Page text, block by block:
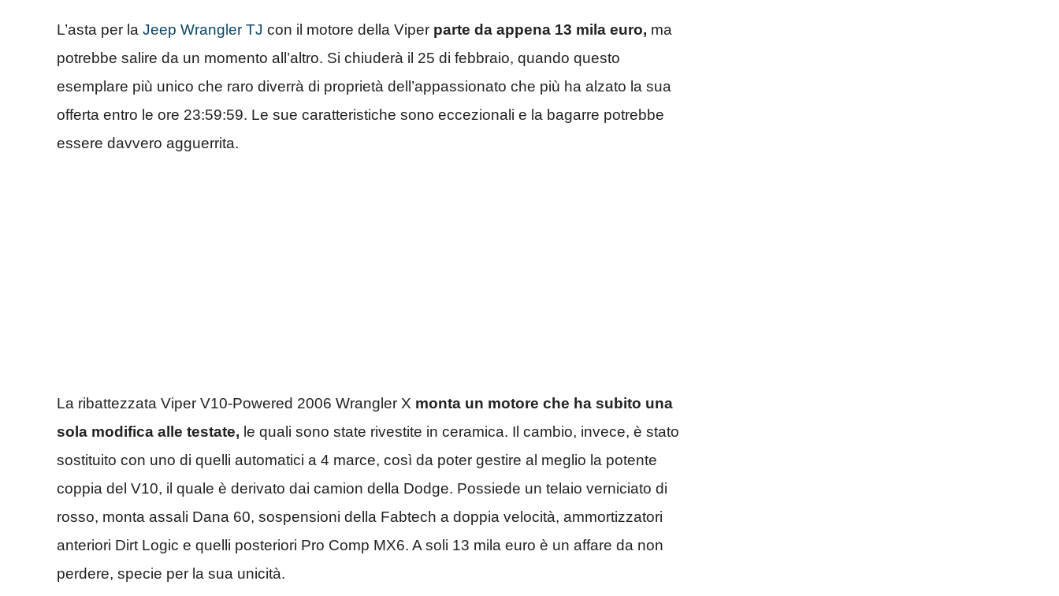
L’asta per la Jeep Wrangler TJ con il motore della Viper parte da appena 13 mila euro, ma
potrebbe salire da un momento all’altro. Si chiuderà il 25 di febbraio, quando questo
esemplare più unico che raro diverrà di proprietà dell’appassionato che più ha alzato la sua
offerta entro le ore 23:59:59. Le sue caratteristiche sono eccezionali e la bagarre potrebbe
essere davvero agguerrita.
La ribattezzata Viper V10-Powered 2006 Wrangler X monta un motore che ha subito una
sola modifica alle testate, le quali sono state rivestite in ceramica. Il cambio, invece, è stato
sostituito con uno di quelli automatici a 4 marce, così da poter gestire al meglio la potente
coppia del V10, il quale è derivato dai camion della Dodge. Possiede un telaio verniciato di
rosso, monta assali Dana 60, sospensioni della Fabtech a doppia velocità, ammortizzatori
anteriori Dirt Logic e quelli posteriori Pro Comp MX6. A soli 13 mila euro è un affare da non
perdere, specie per la sua unicità.